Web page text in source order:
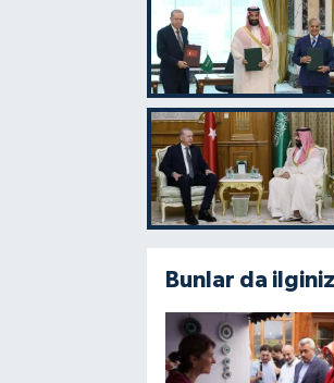
Bunlar da